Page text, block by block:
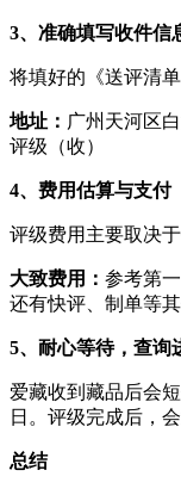
3、准确填写收件信
将填好的《送评清
地址： 广州天河区
评级（收）
4、费用估算与支付
评级费用主要取决
大致费用： 参考第
还有快评、制单等其
5、耐心等待，查询
爱藏收到藏品后会
日。评级完成后，
总结